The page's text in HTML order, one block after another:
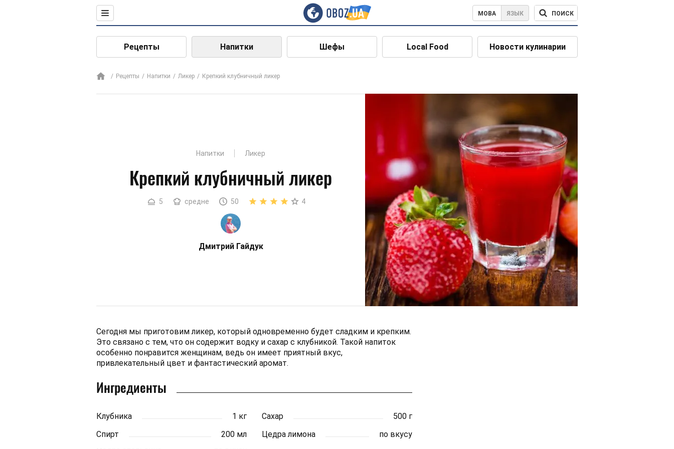
МОВА ЯЗЫК ПОИСК
Рецепты Напитки Шефы Local Food Новости кулинарии
Рецепты Напитки Ликер Крепкий клубничный ликер
Напитки Ликер
Крепкий клубничный ликер
5 средне 50 4
Дмитрий Гайдук
Сегодня мы приготовим ликер, который одновременно будет сладким и крепким.
Это связано с тем, что он содержит водку и сахар с клубникой. Такой напиток
особенно понравится женщинам, ведь он имеет приятный вкус,
привлекательный цвет и фантастический аромат.
Ингредиенты
Клубника 1 кг Сахар
500 г
Спирт
200 мл Цедра лимона
по вкусу